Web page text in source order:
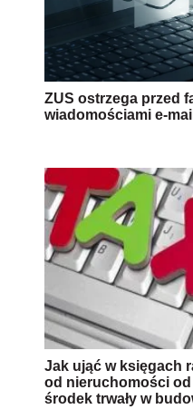
ZUS ostrzega przed
wiadomościami e-mail
Jak ująć w księgach
od nieruchomości
środek trwały w